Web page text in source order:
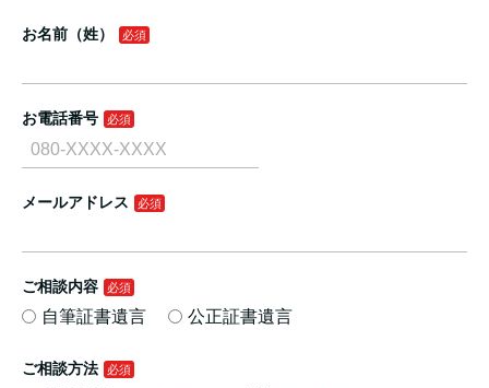
お名前（姓）
お電話番号
メールアドレス
ご相談内容
自筆証書遺言 公正証書遺言
ご相談方法